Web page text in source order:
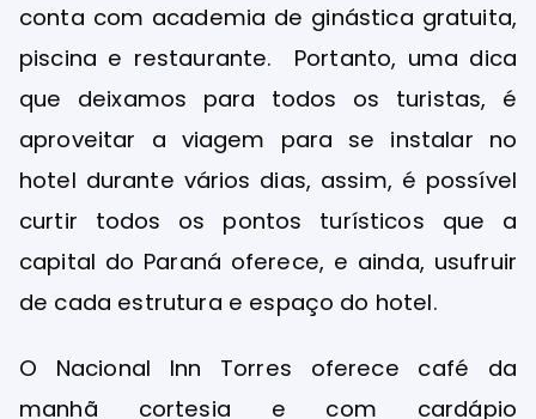
conta com academia de ginástica gratuita,
piscina e restaurante. Portanto, uma dica
que deixamos para todos os turistas, é
aproveitar a viagem para se instalar no
hotel durante vários dias, assim, é possível
curtir todos os pontos turísticos que a
capital do Paraná oferece, e ainda, usufruir
de cada estrutura e espaço do hotel.
O Nacional Inn Torres oferece café da
manhã cortesia e com cardápio